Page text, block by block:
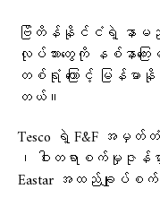
ဗြိတိန်နိုင်ငံရဲ့ နာမည်က
လုပ်သားတွေကို နစ်နာ
တစ်ရုံ ကြောင့် မြန်မ
တယ်။
Tesco ရဲ့ F&F အမှ
၊ ဝါးတရာစက်မှုဇု
Eastar အထည်ချုပ်စက်